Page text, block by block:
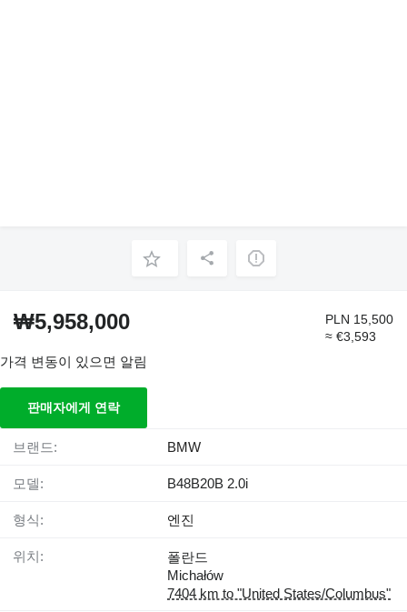
₩5,958,000
PLN 15,500
≈ €3,593
가격 변동이 있으면 알림
판매자에게 연락
브랜드: BMW
모델: B48B20B 2.0i
형식: 엔진
위치:
폴란드
Michałów
7404 km to "United States/Columbus"